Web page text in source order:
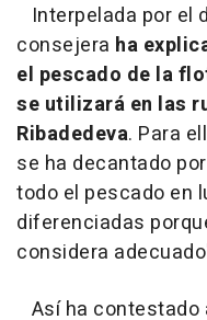
Interpelada por el
consejera ha
el pescado de la
se utilizará en las
Ribadedeva. Para
se ha decantado
todo el pescado en
diferenciadas
considera
Así ha contestado